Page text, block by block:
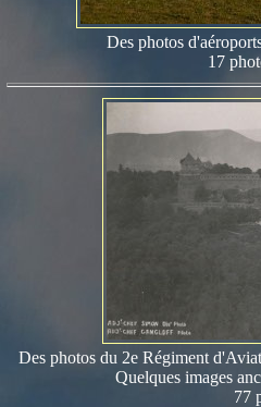
Des photos
17
Des photos du 2e Régiment
Quelques images
77